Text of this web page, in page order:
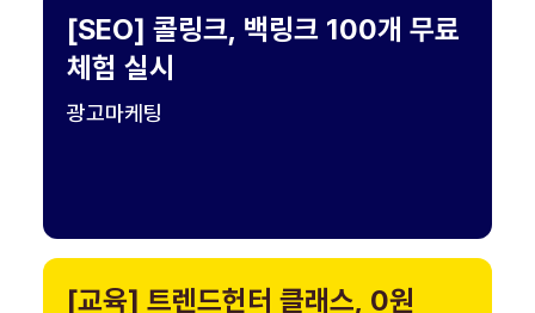
[SEO] 콜링크, 백링크 100개 무료
체험 실시
광고마케팅
[교육] 트렌드헌터 클래스, 0원